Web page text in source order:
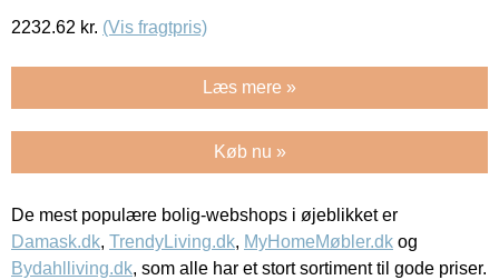
2232.62 kr. (Vis fragtpris)
Læs mere »
Køb nu »
De mest populære bolig-webshops i øjeblikket er
Damask.dk, TrendyLiving.dk, MyHomeMøbler.dk og
Bydahlliving.dk, som alle har et stort sortiment til gode priser.